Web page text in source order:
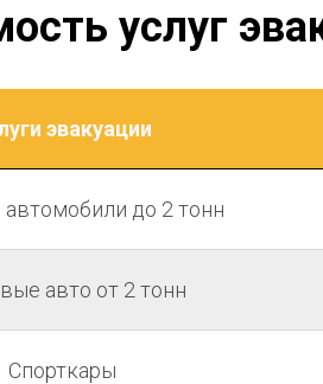
услуг
эвакуации
до 2 тонн
авто от 2 тонн
Спорткары